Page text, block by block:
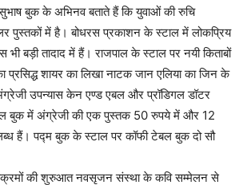
बुक के अभिनव बताते हैं कि युवाओं की रुचि
पुस्तकों में है। बोधरस प्रकाशन के स्टाल में लोकप्रिय
भी बड़ी तादाद में हैं। राजपाल के स्टाल पर नयी किताबों
शायर का लिखा नाटक जान एलिया का जिन के
उपन्यास केन एण्ड एबल और प्रॉडिगल डॉटर
बुक में अंग्रेजी की एक पुस्तक 50 रुपये में और 12
हैं। पद्म बुक के स्टाल पर कॉफी टेबल बुक दो सौ
की शुरुआत नवसृजन संस्था के कवि सम्मेलन से